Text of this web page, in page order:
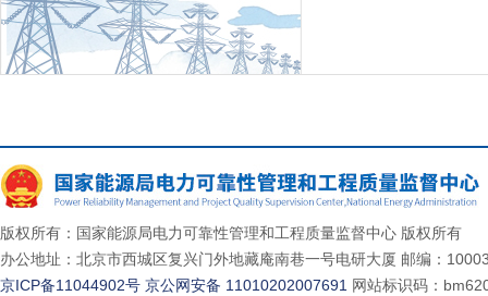
版权所有：国家能源局电力可靠性管理和工程质量监督中心 版权所有
办公地址：北京市西城区复兴门外地藏庵南巷一号电研大厦 邮编：
京ICP备11044902号 京公网安备 11010202007691 网站标识码：